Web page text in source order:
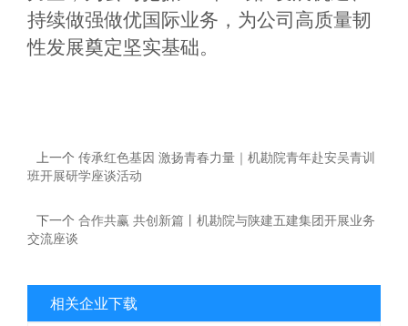
持续做强做优国际业务，为公司高质量韧
性发展奠定坚实基础。
上一个 传承红色基因 激扬青春力量｜机勘院青年赴安吴青训
班开展研学座谈活动
下一个 合作共赢 共创新篇丨机勘院与陕建五建集团开展业务
交流座谈
相关企业下载